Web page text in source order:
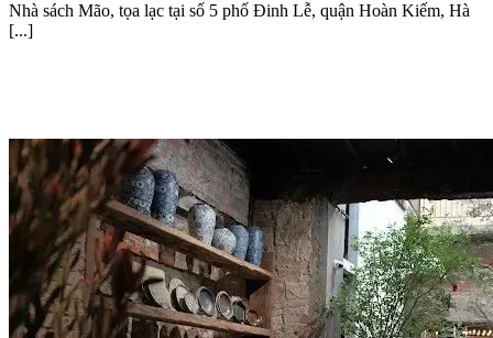
Nhà sách Mão, tọa lạc tại số 5 phố Đinh Lễ, quận Hoàn Kiếm, Hà
[...]